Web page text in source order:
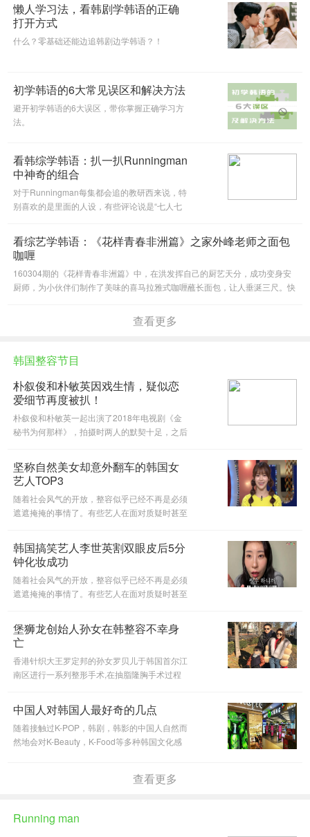
懒人学习法，看韩剧学韩语的正确
打开方式
什么？零基础还能边追韩剧边学韩语？！
初学韩语的6大常见误区和解决方法
避开初学韩语的6大误区，带你掌握正确学习方
法。
看韩综学韩语：扒一扒Runningman
中神奇的组合
对于Runningman每集都会追的教研西来说，特
别喜欢的是里面的人设，有些评论说是“七人七
(미션, mission)的时候，最有趣的还是各种组
合，接下来我们就来看看吧！
看综艺学韩语：《花样青春非洲篇》之家外峰老师之面包
咖喱
160304期的《花样青春非洲篇》中，在洪发挥自己的厨艺天分，成功变身安
厨师，为小伙伴们制作了美味的喜马拉雅式咖喱蘸长面包，让人垂涎三尺。快
查看更多
韩国整容节目
朴叙俊和朴敏英因戏生情，疑似恋
爱细节再度被扒！
朴叙俊和朴敏英一起出演了2018年电视剧《金
秘书为何那样》，拍摄时两人的默契十足，之后
推测为情侣物品的恋爱说（loe star）不断。
坚称自然美女却意外翻车的韩国女
艺人TOP3
随着社会风气的开放，整容似乎已经不再是必须
遮遮掩掩的事情了。有些艺人在面对质疑时甚至
抵死不肯承认的。有的至今还未被实锤，但是有
些却已经翻车了。下面我们就
韩国搞笑艺人李世英割双眼皮后5分
钟化妆成功
随着社会风气的开放，整容似乎已经不再是必须
遮遮掩掩的事情了。有些艺人在面对质疑时甚至
己割了双眼皮。并在自己的YouTube个人频道中
上传了自己手术后化妆的视频。
堡狮龙创始人孙女在韩整容不幸身
亡
香港针织大王罗定邦的孙女罗贝儿于韩国首尔江
南区进行一系列整形手术,在抽脂隆胸手术过程
中国人对韩国人最好奇的几点
随着接触过K-POP，韩剧，韩影的中国人自然而
然地会对K-Beauty，K-Food等多种韩国文化感
留学生一些关于韩国的问题。今天查看更多
Running man